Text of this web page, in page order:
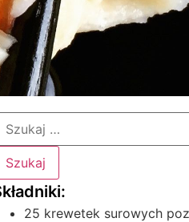
25 krewetek surowych